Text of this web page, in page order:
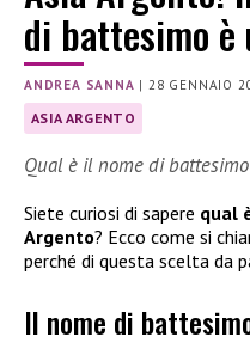
di battesimo
ANDREA SANNA | 28 GENNAIO
ASIA ARGENTO
Qual è il nome di
Siete curiosi di sapere qual
Argento? Ecco come si
perché di questa scelta da
Il nome di